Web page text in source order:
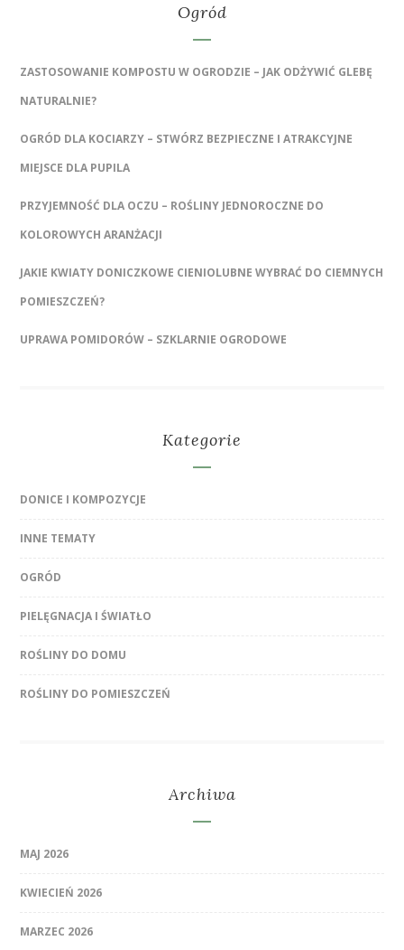
Ogród
ZASTOSOWANIE KOMPOSTU W OGRODZIE – JAK ODŻYWIĆ GLEBĘ
NATURALNIE?
OGRÓD DLA KOCIARZY – STWÓRZ BEZPIECZNE I ATRAKCYJNE
MIEJSCE DLA PUPILA
PRZYJEMNOŚĆ DLA OCZU – ROŚLINY JEDNOROCZNE DO
KOLOROWYCH ARANŻACJI
JAKIE KWIATY DONICZKOWE CIENIOLUBNE WYBRAĆ DO CIEMNYCH
POMIESZCZEŃ?
UPRAWA POMIDORÓW – SZKLARNIE OGRODOWE
Kategorie
DONICE I KOMPOZYCJE
INNE TEMATY
OGRÓD
PIELĘGNACJA I ŚWIATŁO
ROŚLINY DO DOMU
ROŚLINY DO POMIESZCZEŃ
Archiwa
MAJ 2026
KWIECIEŃ 2026
MARZEC 2026